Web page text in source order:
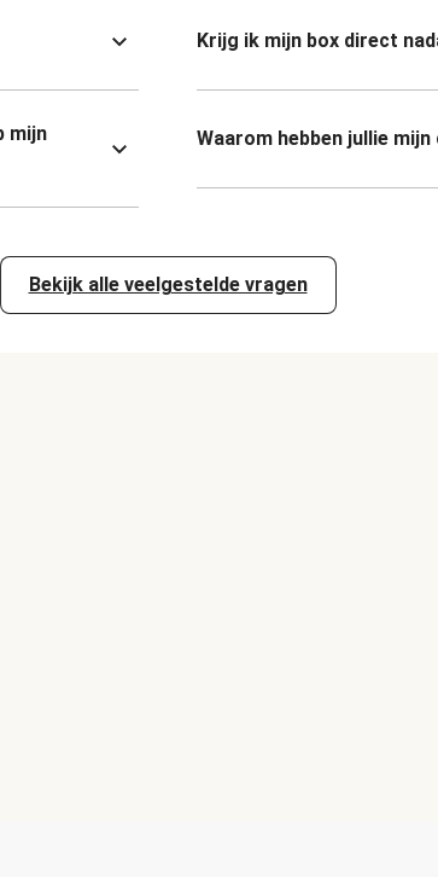
mijn
Krijg ik mijn box direct
Waarom hebben jullie
Bekijk alle veelgestelde vragen